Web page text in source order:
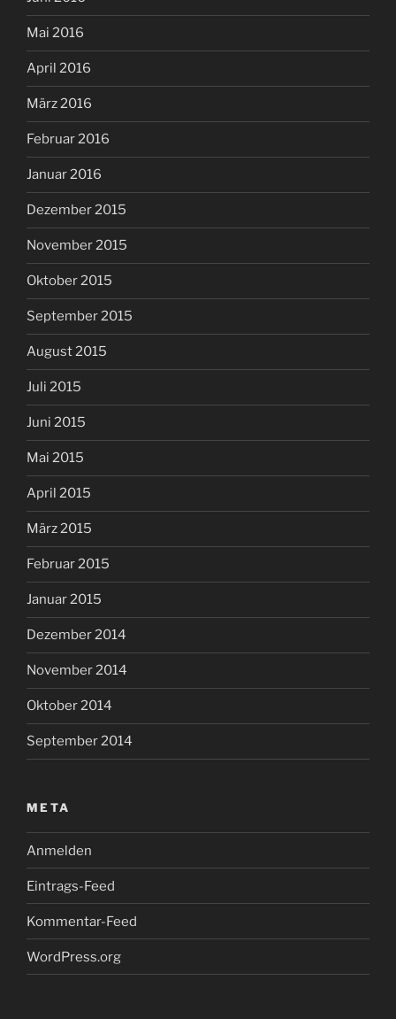
Mai 2016
April 2016
März 2016
Februar 2016
Januar 2016
Dezember 2015
November 2015
Oktober 2015
September 2015
August 2015
Juli 2015
Juni 2015
Mai 2015
April 2015
März 2015
Februar 2015
Januar 2015
Dezember 2014
November 2014
Oktober 2014
September 2014
META
Anmelden
Eintrags-Feed
Kommentar-Feed
WordPress.org